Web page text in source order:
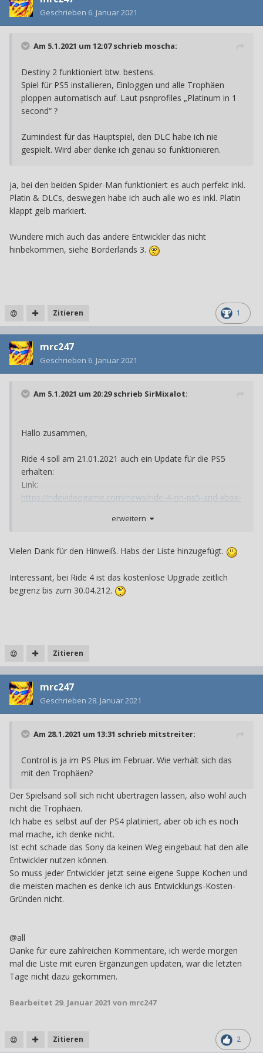
Geschrieben 6. Januar 2021
Am 5.1.2021 um 12:07 schrieb moscha:
Destiny 2 funktioniert btw. bestens.
Spiel für PS5 installieren, Einloggen und alle Trophäen
ploppen automatisch auf. Laut psnprofiles „Platinum in 1
second“ ?
Zumindest für das Hauptspiel, den DLC habe ich nie
gespielt. Wird aber denke ich genau so funktionieren.
ja, bei den beiden Spider-Man funktioniert es auch perfekt inkl.
Platin & DLCs, deswegen habe ich auch alle wo es inkl. Platin
klappt gelb markiert.
Wundere mich auch das andere Entwickler das nicht
hinbekommen, siehe Borderlands 3.
1
Zitieren
mrc247
Geschrieben 6. Januar 2021
Am 5.1.2021 um 20:29 schrieb SirMixalot:
Hallo zusammen,
Ride 4 soll am 21.01.2021 auch ein Update für die PS5
erhalten:
Link:
https://ridevideogame.com/news/ride-4-on-ps5-and-xbox-
erweitern
Vielen Dank für den Hinweiß. Habs der Liste hinzugefügt.
Interessant, bei Ride 4 ist das kostenlose Upgrade zeitlich
begrenz bis zum 30.04.212.
Zitieren
mrc247
Geschrieben 28. Januar 2021
Am 28.1.2021 um 13:31 schrieb mitstreiter:
Control is ja im PS Plus im Februar. Wie verhält sich das
mit den Trophäen?
Der Spielsand soll sich nicht übertragen lassen, also wohl auch
nicht die Trophäen.
Ich habe es selbst auf der PS4 platiniert, aber ob ich es noch
mal mache, ich denke nicht.
Ist echt schade das Sony da keinen Weg eingebaut hat den alle
Entwickler nutzen können.
So muss jeder Entwickler jetzt seine eigene Suppe Kochen und
die meisten machen es denke ich aus Entwicklungs-Kosten-
Gründen nicht.
@all
Danke für eure zahlreichen Kommentare, ich werde morgen
mal die Liste mit euren Ergänzungen updaten, war die letzten
Tage nicht dazu gekommen.
Bearbeitet 29. Januar 2021 von mrc247
2
Zitieren